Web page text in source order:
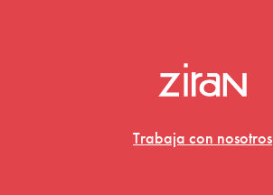
Trabaja con nosotros